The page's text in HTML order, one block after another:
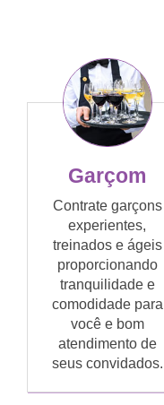
Garçom
Contrate garçons
experientes,
treinados e ágeis
proporcionando
tranquilidade e
comodidade para
você e bom
atendimento de
seus convidados.